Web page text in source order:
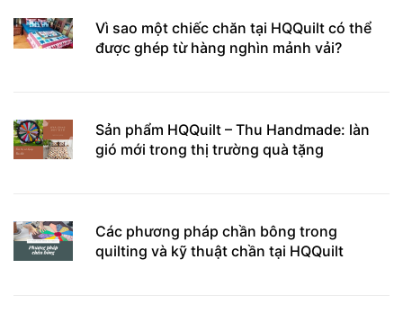
Vì sao một chiếc chăn tại HQQuilt có thể
được ghép từ hàng nghìn mảnh vải?
Sản phẩm HQQuilt – Thu Handmade: làn
gió mới trong thị trường quà tặng
Các phương pháp chần bông trong
quilting và kỹ thuật chần tại HQQuilt